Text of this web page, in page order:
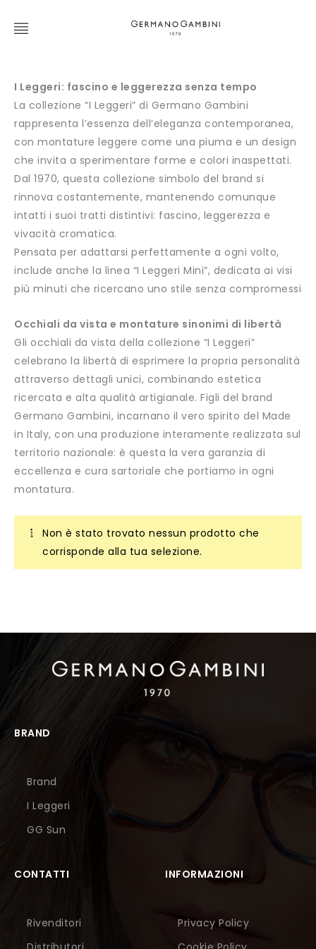
I Leggeri: fascino e leggerezza senza tempo
La collezione “I Leggeri” di Germano Gambini
rappresenta l’essenza dell’eleganza contemporanea,
con montature leggere come una piuma e un design
che invita a sperimentare forme e colori inaspettati.
Dal 1970, questa collezione simbolo del brand si
rinnova costantemente, mantenendo comunque
intatti i suoi tratti distintivi: fascino, leggerezza e
vivacità cromatica.
Pensata per adattarsi perfettamente a ogni volto,
include anche la linea “I Leggeri Mini”, dedicata ai visi
più minuti che ricercano uno stile senza compromessi
Occhiali da vista e montature sinonimi di libertà
Gli occhiali da vista della collezione “I Leggeri”
celebrano la libertà di esprimere la propria personalità
attraverso dettagli unici, combinando estetica
ricercata e alta qualità artigianale. Figli del brand
Germano Gambini, incarnano il vero spirito del Made
in Italy, con una produzione interamente realizzata sul
territorio nazionale: è questa la vera garanzia di
eccellenza e cura sartoriale che portiamo in ogni
montatura.
Non è stato trovato nessun prodotto che
corrisponde alla tua selezione.
BRAND
Brand
I Leggeri
GG Sun
CONTATTI
Rivenditori
INFORMAZIONI
Privacy Policy